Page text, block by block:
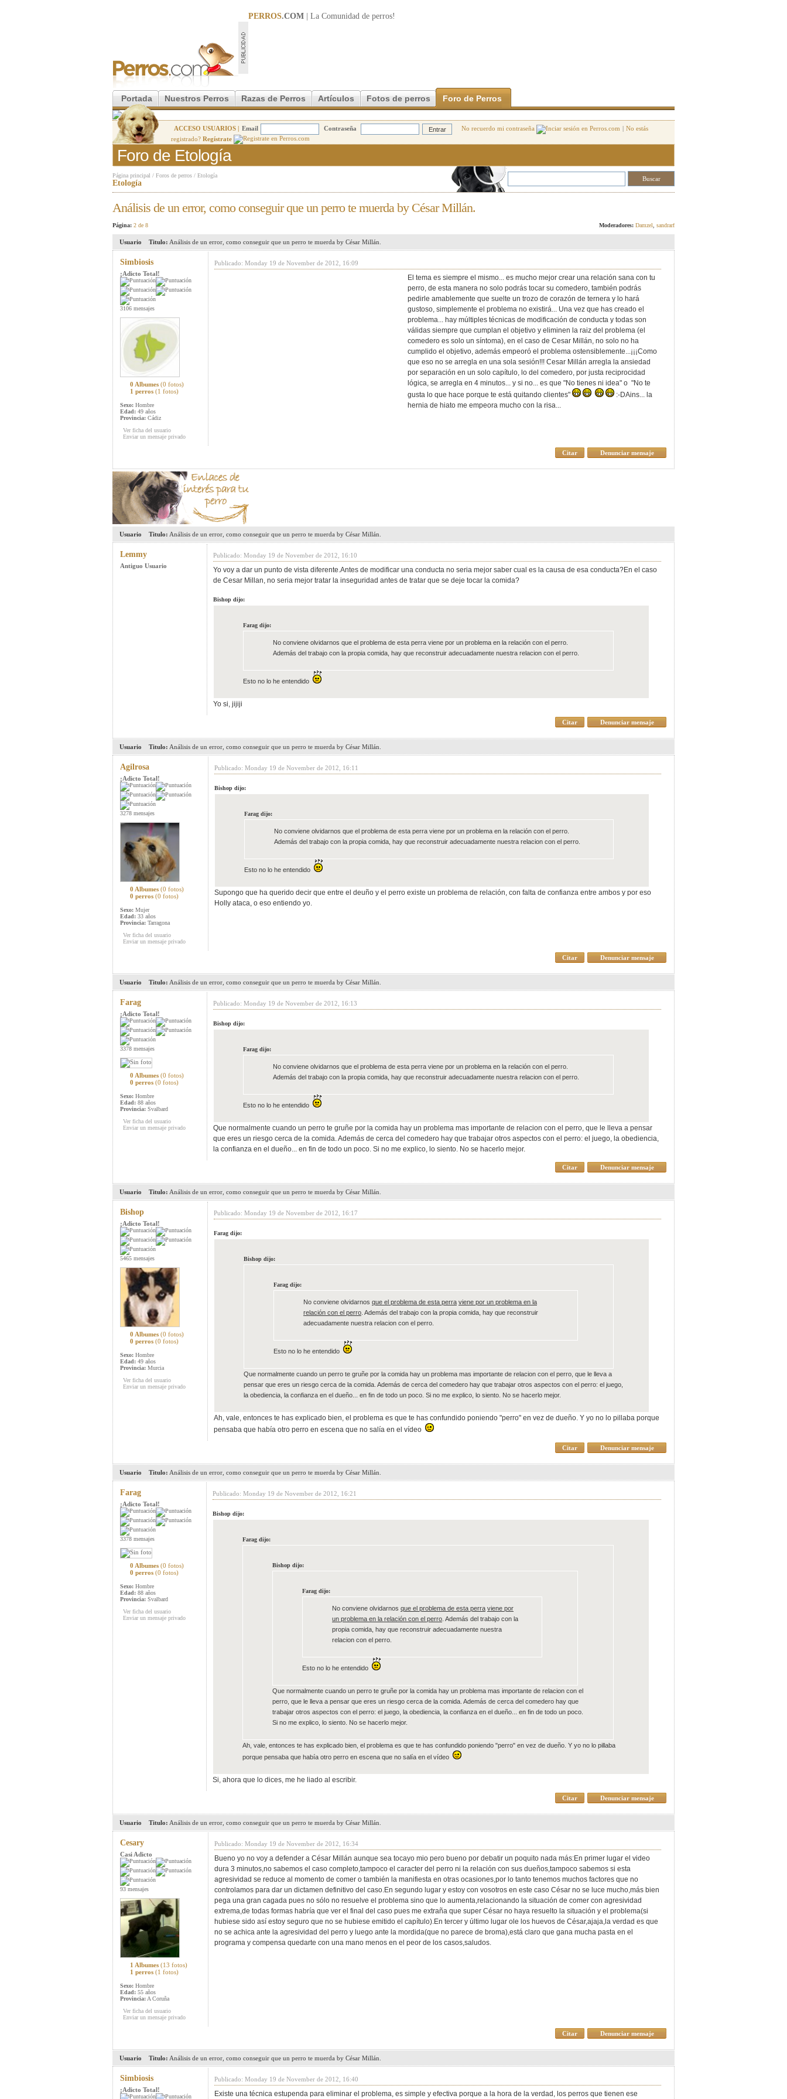
PERROS.COM | La Comunidad de perros!
Portada Nuestros Perros Razas de Perros Artículos Fotos de perros Foro de Perros
ACCESO USUARIOS | Email Contraseña No recuerdo mi contraseña | No estás
registrado? Regístrate
Foro de Etología
Página principal / Foros de perros / Etología
Etología
Análisis de un error, como conseguir que un perro te muerda by César Millán.
Página: 2 de 8 Moderadores: Damzel sandrarf
Usuario Titulo: Análisis de un error, como conseguir que un perro te muerda by César Millán.
Simbiosis
¡Adicto Total!
3106 mensajes
0 Albumes (0 fotos)
1 perros (1 fotos)
Sexo: Hombre
Edad: 49 años
Provincia: Cádiz
Ver ficha del usuario
Enviar un mensaje privado
Publicado: Monday 19 de November de 2012, 16:09
El tema es siempre el mismo... es mucho mejor crear una relación sana con tu
perro, de esta manera no solo podrás tocar su comedero, también podrás
pedirle amablemente que suelte un trozo de corazón de ternera y lo hará
gustoso, simplemente el problema no existirá... Una vez que has creado el
problema... hay múltiples técnicas de modificación de conducta y todas son
válidas siempre que cumplan el objetivo y eliminen la raiz del problema (el
comedero es solo un síntoma), en el caso de Cesar Millán, no solo no ha
cumplido el objetivo, además empeoró el problema ostensiblemente...¡¡¡Como
que eso no se arregla en una sola sesión!!! Cesar Millán arregla la ansiedad
por separación en un solo capítulo, lo del comedero, por justa reciprocidad
lógica, se arregla en 4 minutos... y si no... es que "No tienes ni idea" o "No te
gusta lo que hace porque te está quitando clientes"
:-DAins... la
hernia de hiato me empeora mucho con la risa...
Denunciar mensaje
Citar
Usuario Titulo: Análisis de un error, como conseguir que un perro te muerda by César Millán.
Lemmy
Antiguo Usuario
Publicado: Monday 19 de November de 2012, 16:10
Yo voy a dar un punto de vista diferente.Antes de modificar una conducta no seria mejor saber cual es la causa de esa conducta?En el caso
de Cesar Millan, no seria mejor tratar la inseguridad antes de tratar que se deje tocar la comida?
Bishop dijo:
Farag dijo:
No conviene olvidarnos que el problema de esta perra viene por un problema en la relación con el perro.
Además del trabajo con la propia comida, hay que reconstruir adecuadamente nuestra relacion con el perro.
Esto no lo he entendido
Yo si, jijiji
Denunciar mensaje
Citar
Usuario Titulo: Análisis de un error, como conseguir que un perro te muerda by César Millán.
Agilrosa
¡Adicto Total!
3278 mensajes
0 Albumes (0 fotos)
0 perros (0 fotos)
Sexo: Mujer
Edad: 33 años
Provincia: Tarragona
Ver ficha del usuario
Enviar un mensaje privado
Publicado: Monday 19 de November de 2012, 16:11
Bishop dijo:
Farag dijo:
No conviene olvidarnos que el problema de esta perra viene por un problema en la relación con el perro.
Además del trabajo con la propia comida, hay que reconstruir adecuadamente nuestra relacion con el perro.
Esto no lo he entendido
Supongo que ha querido decir que entre el deuño y el perro existe un problema de relación, con falta de confianza entre ambos y por eso
Holly ataca, o eso entiendo yo.
Denunciar mensaje
Citar
Usuario Titulo: Análisis de un error, como conseguir que un perro te muerda by César Millán.
Farag
¡Adicto Total!
3378 mensajes
0 Albumes (0 fotos)
0 perros (0 fotos)
Sexo: Hombre
Edad: 88 años
Provincia: Svalbard
Ver ficha del usuario
Enviar un mensaje privado
Publicado: Monday 19 de November de 2012, 16:13
Bishop dijo:
Farag dijo:
No conviene olvidarnos que el problema de esta perra viene por un problema en la relación con el perro.
Además del trabajo con la propia comida, hay que reconstruir adecuadamente nuestra relacion con el perro.
Esto no lo he entendido
Que normalmente cuando un perro te gruñe por la comida hay un problema mas importante de relacion con el perro, que le lleva a pensar
que eres un riesgo cerca de la comida. Además de cerca del comedero hay que trabajar otros aspectos con el perro: el juego, la obediencia,
la confianza en el dueño... en fin de todo un poco. Si no me explico, lo siento. No se hacerlo mejor.
Denunciar mensaje
Citar
Usuario Titulo: Análisis de un error, como conseguir que un perro te muerda by César Millán.
Bishop
¡Adicto Total!
5465 mensajes
0 Albumes (0 fotos)
0 perros (0 fotos)
Sexo: Hombre
Edad: 49 años
Provincia: Murcia
Ver ficha del usuario
Enviar un mensaje privado
Publicado: Monday 19 de November de 2012, 16:17
Farag dijo:
Bishop dijo:
Farag dijo:
No conviene olvidarnos que el problema de esta perra viene por un problema en la
relación con el perro . Además del trabajo con la propia comida, hay que reconstruir
adecuadamente nuestra relacion con el perro.
Esto no lo he entendido
Que normalmente cuando un perro te gruñe por la comida hay un problema mas importante de relacion con el perro, que le lleva a
pensar que eres un riesgo cerca de la comida. Además de cerca del comedero hay que trabajar otros aspectos con el perro: el juego,
la obediencia, la confianza en el dueño... en fin de todo un poco. Si no me explico, lo siento. No se hacerlo mejor.
Ah, vale, entonces te has explicado bien, el problema es que te has confundido poniendo "perro" en vez de dueño. Y yo no lo pillaba porque
pensaba que había otro perro en escena que no salía en el vídeo
Denunciar mensaje
Citar
Usuario Titulo: Análisis de un error, como conseguir que un perro te muerda by César Millán.
Farag
¡Adicto Total!
3378 mensajes
0 Albumes (0 fotos)
0 perros (0 fotos)
Sexo: Hombre
Edad: 88 años
Provincia: Svalbard
Ver ficha del usuario
Enviar un mensaje privado
Publicado: Monday 19 de November de 2012, 16:21
Bishop dijo:
Farag dijo:
Bishop dijo:
Farag dijo:
No conviene olvidarnos que el problema de esta perra viene por
un problema en la relación con el perro . Además del trabajo con la
propia comida, hay que reconstruir adecuadamente nuestra
relacion con el perro.
Esto no lo he entendido
Que normalmente cuando un perro te gruñe por la comida hay un problema mas importante de relacion con el
perro, que le lleva a pensar que eres un riesgo cerca de la comida. Además de cerca del comedero hay que
trabajar otros aspectos con el perro: el juego, la obediencia, la confianza en el dueño... en fin de todo un poco.
Si no me explico, lo siento. No se hacerlo mejor.
Ah, vale, entonces te has explicado bien, el problema es que te has confundido poniendo "perro" en vez de dueño. Y yo no lo pillaba
porque pensaba que había otro perro en escena que no salía en el vídeo
Si, ahora que lo dices, me he liado al escribir.
Denunciar mensaje
Citar
Usuario Titulo: Análisis de un error, como conseguir que un perro te muerda by César Millán.
Cesary
Casi Adicto
93 mensajes
1 Albumes (13 fotos)
1 perros (1 fotos)
Sexo: Hombre
Edad: 55 años
Provincia: A Coruña
Ver ficha del usuario
Enviar un mensaje privado
Publicado: Monday 19 de November de 2012, 16:34
Bueno yo no voy a defender a César Millán aunque sea tocayo mio pero bueno por debatir un poquito nada más:En primer lugar el video
dura 3 minutos,no sabemos el caso completo,tampoco el caracter del perro ni la relación con sus dueños,tampoco sabemos si esta
agresividad se reduce al momento de comer o también la manifiesta en otras ocasiones,por lo tanto tenemos muchos factores que no
controlamos para dar un dictamen definitivo del caso.En segundo lugar y estoy con vosotros en este caso César no se luce mucho,más bien
pega una gran cagada pues no sólo no resuelve el problema sino que lo aumenta,relacionando la situación de comer con agresividad
extrema,de todas formas habría que ver el final del caso pues me extraña que super César no haya resuelto la situación y el problema(si
hubiese sido así estoy seguro que no se hubiese emitido el capítulo).En tercer y último lugar ole los huevos de César,ajaja,la verdad es que
no se achica ante la agresividad del perro y luego ante la mordida(que no parece de broma),está claro que gana mucha pasta en el
programa y compensa quedarte con una mano menos en el peor de los casos,saludos.
Denunciar mensaje
Citar
Usuario Titulo: Análisis de un error, como conseguir que un perro te muerda by César Millán.
Simbiosis
¡Adicto Total!
Publicado: Monday 19 de November de 2012, 16:40
Existe una técnica estupenda para eliminar el problema, es simple y efectiva porque a la hora de la verdad, los perros que tienen ese